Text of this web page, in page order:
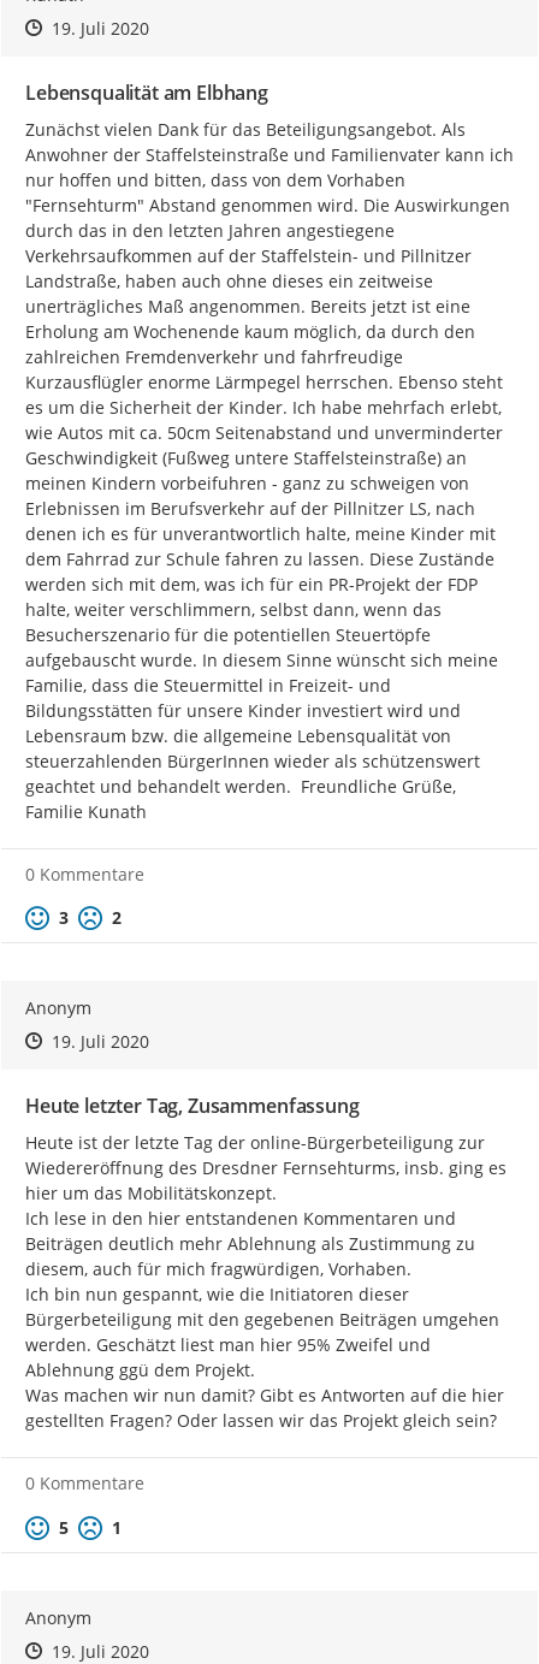
Zeitpunkt des Erstellens
Zeitpunkt des Erstellens
19. Juli 2020Zur Äußerung
Lebensqualität am Elbhang
Zunächst vielen Dank für das Beteiligungsangebot. Als
Anwohner der Staffelsteinstraße und Familienvater kann ich
nur hoffen und bitten, dass von dem Vorhaben
"Fernsehturm" Abstand genommen wird. Die Auswirkungen
durch das in den letzten Jahren angestiegene
Verkehrsaufkommen auf der Staffelstein- und Pillnitzer
Landstraße, haben auch ohne dieses ein zeitweise
unerträgliches Maß angenommen. Bereits jetzt ist eine
Erholung am Wochenende kaum möglich, da durch den
zahlreichen Fremdenverkehr und fahrfreudige
Kurzausflügler enorme Lärmpegel herrschen. Ebenso steht
es um die Sicherheit der Kinder. Ich habe mehrfach erlebt,
wie Autos mit ca. 50cm Seitenabstand und unverminderter
Geschwindigkeit (Fußweg untere Staffelsteinstraße) an
meinen Kindern vorbeifuhren - ganz zu schweigen von
Erlebnissen im Berufsverkehr auf der Pillnitzer LS, nach
denen ich es für unverantwortlich halte, meine Kinder mit
dem Fahrrad zur Schule fahren zu lassen. Diese Zustände
werden sich mit dem, was ich für ein PR-Projekt der FDP
halte, weiter verschlimmern, selbst dann, wenn das
Besucherszenario für die potentiellen Steuertöpfe
aufgebauscht wurde. In diesem Sinne wünscht sich meine
Familie, dass die Steuermittel in Freizeit- und
Bildungsstätten für unsere Kinder investiert wird und
Lebensraum bzw. die allgemeine Lebensqualität von
steuerzahlenden BürgerInnen wieder als schützenswert
geachtet und behandelt werden.  Freundliche Grüße,
Familie Kunath
0 Kommentare
Positive Bewertung
3 Negative Bewertung
2
Anonym
Zeitpunkt des Erstellens
Zeitpunkt des Erstellens
19. Juli 2020Zur Äußerung
Heute letzter Tag, Zusammenfassung
Heute ist der letzte Tag der online-Bürgerbeteiligung zur
Wiedereröffnung des Dresdner Fernsehturms, insb. ging es
hier um das Mobilitätskonzept.
Ich lese in den hier entstandenen Kommentaren und
Beiträgen deutlich mehr Ablehnung als Zustimmung zu
diesem, auch für mich fragwürdigen, Vorhaben.
Ich bin nun gespannt, wie die Initiatoren dieser
Bürgerbeteiligung mit den gegebenen Beiträgen umgehen
werden. Geschätzt liest man hier 95% Zweifel und
Ablehnung ggü dem Projekt.
Was machen wir nun damit? Gibt es Antworten auf die hier
gestellten Fragen? Oder lassen wir das Projekt gleich sein?
0 Kommentare
Positive Bewertung
5 Negative Bewertung
1
Anonym
Zeitpunkt des Erstellens
Zeitpunkt des Erstellens
19. Juli 2020Zur Äußerung